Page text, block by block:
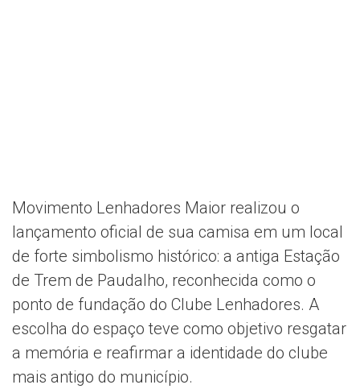
Movimento Lenhadores Maior realizou o
lançamento oficial de sua camisa em um local
de forte simbolismo histórico: a antiga Estação
de Trem de Paudalho, reconhecida como o
ponto de fundação do Clube Lenhadores. A
escolha do espaço teve como objetivo resgatar
a memória e reafirmar a identidade do clube
mais antigo do município.